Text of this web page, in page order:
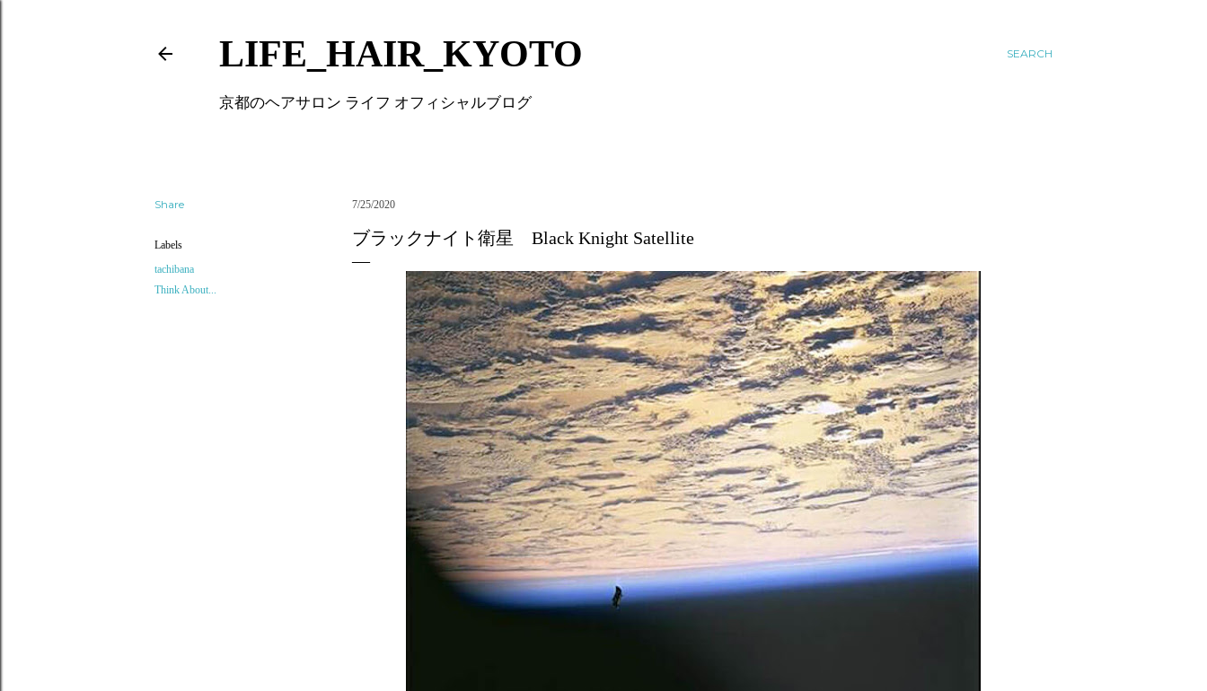
SEARCH
LIFE_HAIR_KYOTO
京都のヘアサロン ライフ オフィシャルブログ
Share
Labels
tachibana
Think About...
7/25/2020
ブラックナイト衛星 Black Knight Satellite